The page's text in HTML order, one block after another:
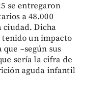
se entregaron
a 48.000
ciudad. Dicha
un impacto
–según sus
sería la cifra de
aguda infantil